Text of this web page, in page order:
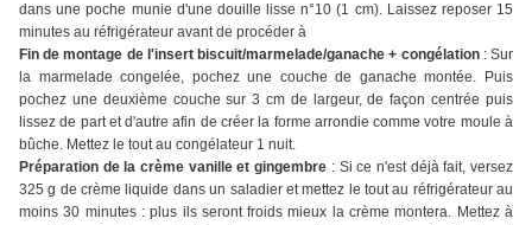
dans une poche munie d'une douille lisse n°10 (1 cm). Laissez reposer 15
minutes au réfrigérateur avant de procéder à
Fin de montage de l'insert biscuit/marmelade/ganache + congélation: Sur
la marmelade congelée, pochez une couche de ganache montée. Puis
pochez une deuxième couche sur 3 cm de largeur, de façon centrée puis
lissez de part et d'autre afin de créer la forme arrondie comme votre moule à
bûche. Mettez le tout au congélateur 1 nuit.
Préparation de la crème vanille et gingembre : Si ce n'est déjà fait, versez
325 g de crème liquide dans un saladier et mettez le tout au réfrigérateur au
moins 30 minutes : plus ils seront froids mieux la crème montera. Mettez à